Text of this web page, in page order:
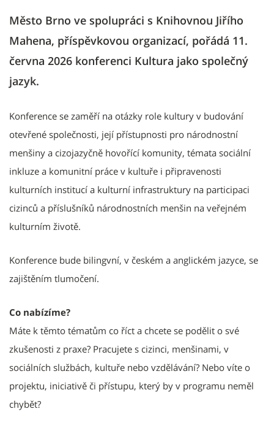
Město Brno ve spolupráci s Knihovnou Jiřího
Mahena, příspěvkovou organizací, pořádá 11.
června 2026 konferenci Kultura jako společný
jazyk.
Konference se zaměří na otázky role kultury v budování
otevřené společnosti, její přístupnosti pro národnostní
menšiny a cizojazyčně hovořící komunity, témata sociální
inkluze a komunitní práce v kultuře i připravenosti
kulturních institucí a kulturní infrastruktury na participaci
cizinců a příslušníků národnostních menšin na veřejném
kulturním životě.
Konference bude bilingvní, v českém a anglickém jazyce, se
zajištěním tlumočení.
Co nabízíme?
Máte k těmto tématům co říct a chcete se podělit o své
zkušenosti z praxe? Pracujete s cizinci, menšinami, v
sociálních službách, kultuře nebo vzdělávání? Nebo víte o
projektu, iniciativě či přístupu, který by v programu neměl
chybět?